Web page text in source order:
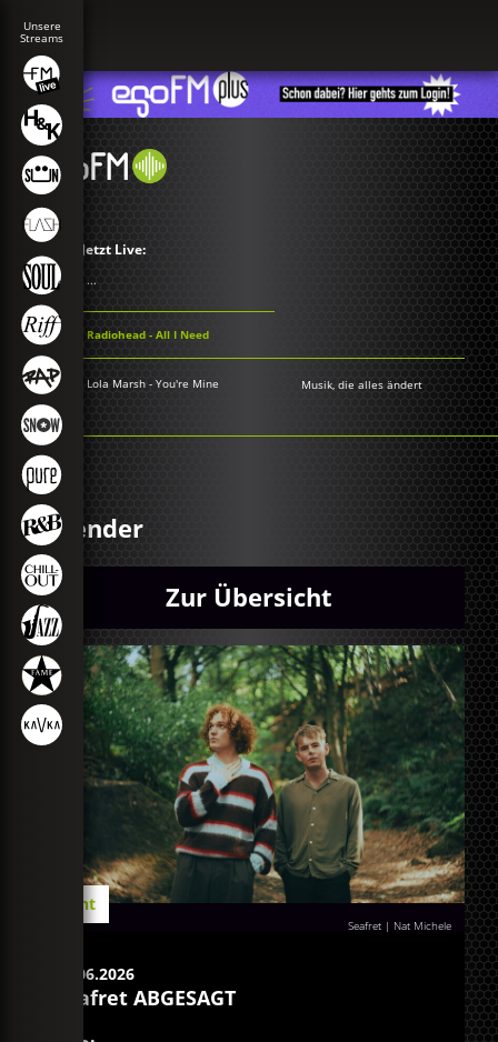
Jetzt Live:
...
Radiohead - All I Need
Lola Marsh - You're Mine Musik, die alles ändert
Kalender
Zur Übersicht
Seafret | Nat Michele
Event
05.06.2026
Seafret ABGESAGT